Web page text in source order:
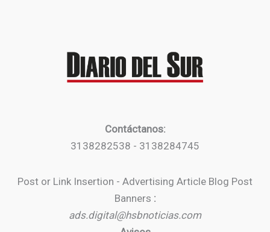
Contáctanos:
3138282538 - 3138284745
Post or Link Insertion - Advertising Article Blog Post
Banners :
ads.digital@hsbnoticias.com